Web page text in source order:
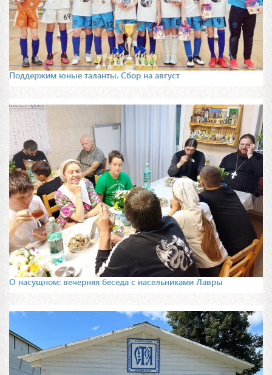
Поддержим юные таланты. Сбор на август
О насущном: вечерняя беседа с насельниками Лавры